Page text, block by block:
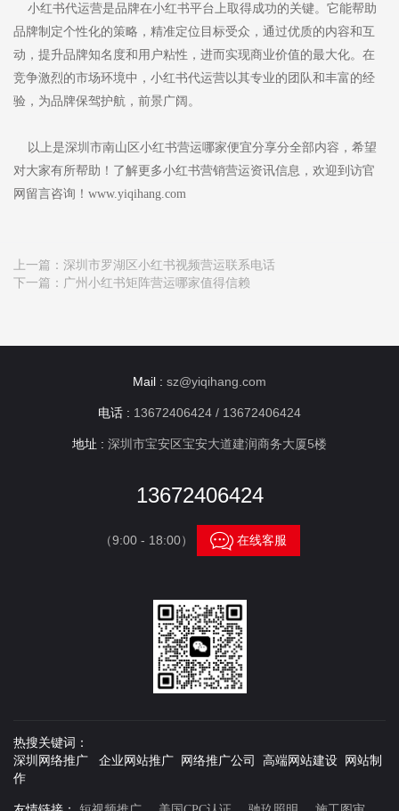
小红书代运营是品牌在小红书平台上取得成功的关键。它能帮助
品牌制定个性化的策略，精准定位目标受众，通过优质的内容和互
动，提升品牌知名度和用户粘性，进而实现商业价值的最大化。在
竞争激烈的市场环境中，小红书代运营以其专业的团队和丰富的经
验，为品牌保驾护航，前景广阔。
以上是深圳市南山区小红书营运哪家便宜分享分全部内容，希望
对大家有所帮助！了解更多小红书营销营运资讯信息，欢迎到访官
网留言咨询！www.yiqihang.com
上一篇： 深圳市罗湖区小红书视频营运联系电话
下一篇： 广州小红书矩阵营运哪家值得信赖
Mail : sz@yiqihang.com
电话 : 13672406424 / 13672406424
地址 : 深圳市宝安区宝安大道建润商务大厦5楼
13672406424
（9:00 - 18:00） 在线客服
热搜关键词：
深圳网络推广 企业网站推广 网络推广公司 高端网站建设 网站制
作